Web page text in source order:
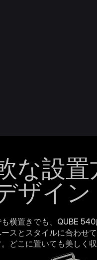
な設置
ザイン
横置きでも、QUBE
スとスタイルに合わせ
。どこに置いても美しく